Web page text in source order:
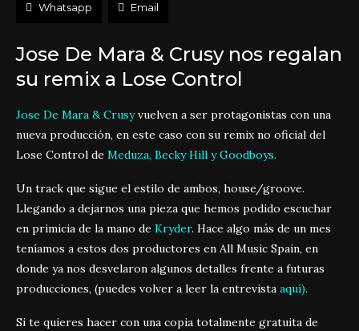
Whatsapp Email
Jose De Mara & Crusy nos regalan
su remix a Lose Control
Jose De Mara & Crusyvuelven a ser protagonistas con una
nueva producción, en este caso con su remix no oficial del
Lose Control de Meduza, Becky Hill y Goodboys.
Un track que sigue el estilo de ambos, house/groove.
Llegando a dejarnos una pieza que hemos podido escuchar
en primicia de la mano de Kryder. Hace algo más de un mes
teníamos a estos dos productores en All Music Spain, en
donde ya nos desvelaron algunos detalles frente a futuras
producciones, (puedes volver a leer la entrevista aquí).
Si te quieres hacer con una copia totalmente gratuita de